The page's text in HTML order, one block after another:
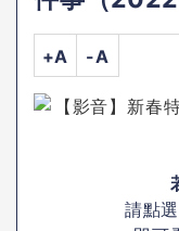
+A -A
請點